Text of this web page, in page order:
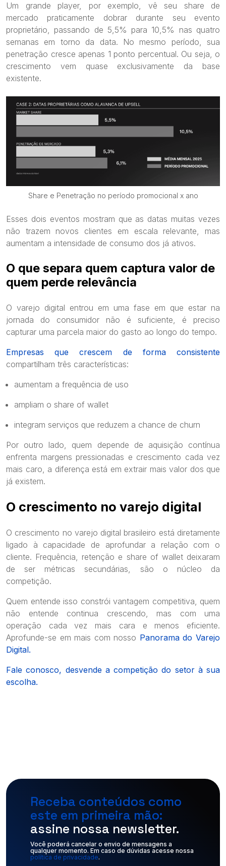
Um grande player, por exemplo, vê seu share de
mercado praticamente dobrar durante seu evento
proprietário, passando de 5,5% para 10,5% nas quatro
semanas em torno da data. No mesmo período, sua
penetração cresce apenas 1 ponto percentual. Ou seja, o
crescimento vem quase exclusivamente da base
existente.
Share e Penetração no período promocional x ano
Esses dois eventos mostram que as datas muitas vezes
não trazem novos clientes em escala relevante, mas
aumentam a intensidade de consumo dos já ativos.
O que separa quem captura valor de
quem perde relevância
O varejo digital entrou em uma fase em que estar na
jornada do consumidor não é suficiente, é preciso
capturar uma parcela maior do gasto ao longo do tempo.
Empresas que crescem de forma consistente
compartilham três características:
aumentam a frequência de uso
ampliam o share of wallet
integram serviços que reduzem a chance de churn
Por outro lado, quem depende de aquisição contínua
enfrenta margens pressionadas e crescimento cada vez
mais caro, a diferença está em extrair mais valor dos que
já existem.
O crescimento no varejo digital
O crescimento no varejo digital brasileiro está diretamente
ligado à capacidade de aprofundar a relação com o
cliente. Frequência, retenção e share of wallet deixaram
de ser métricas secundárias, são o núcleo da
competição.
Quem entende isso constrói vantagem competitiva, quem
não entende continua crescendo, mas com uma
operação cada vez mais cara e menos eficiente.
Aprofunde-se em mais com nosso Panorama do Varejo
Digital.
Fale conosco, desvende a competição do setor à sua
escolha.
Receba conteúdos como
este em primeira mão:
assine nossa newsletter.
Você poderá cancelar o envio de mensagens a
política de privacidade.